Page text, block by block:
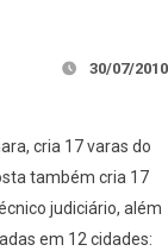
30/07/2010
cria 17 varas do
também cria 17
judiciário, além
em 12 cidades: